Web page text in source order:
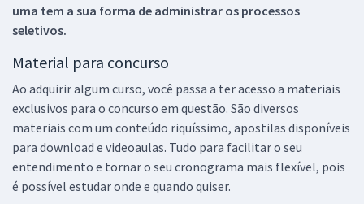
uma tem a sua forma de administrar os processos
seletivos.
Material para concurso
Ao adquirir algum curso, você passa a ter acesso a materiais
exclusivos para o concurso em questão. São diversos
materiais com um conteúdo riquíssimo, apostilas disponíveis
para download e videoaulas. Tudo para facilitar o seu
entendimento e tornar o seu cronograma mais flexível, pois
é possível estudar onde e quando quiser.